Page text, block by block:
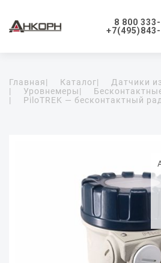
8 800
Главная| Каталог|
Датчики
|
Уровнемеры|
|
PiloTREK — бесконтактный